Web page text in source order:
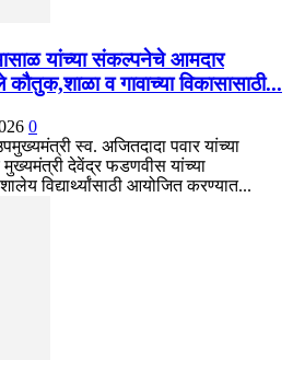
यांच्या संकल्पनेचे आमदार
व गावाच्या विकासासाठी...
0
स्व. अजितदादा पवार यांच्या
मुख्यमंत्री देवेंद्र फडणवीस यांच्या
विद्यार्थ्यांसाठी आयोजित करण्यात...